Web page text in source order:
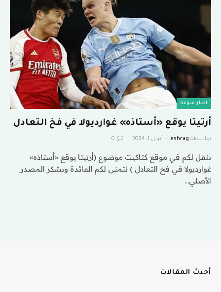
اخبار منوعة
أرتيتا يوقع «أستاذه» غوارديولا في فخ التعادل
بواسطة eshrag أبريل 1, 2024 0
ننقل لكم في موقع كتاكيت موضوع (أرتيتا يوقع «أستاذه»
غوارديولا في فخ التعادل ) نتمنى لكم الفائدة ونشكر المصدر
الأصلي…
أحدث المقالات